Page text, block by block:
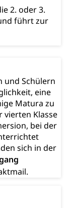
2. oder 3.
führt zur
und Schülern
eine
Matura zu
vierten Klasse
bei der
sich in der
Kartell,
(WAS